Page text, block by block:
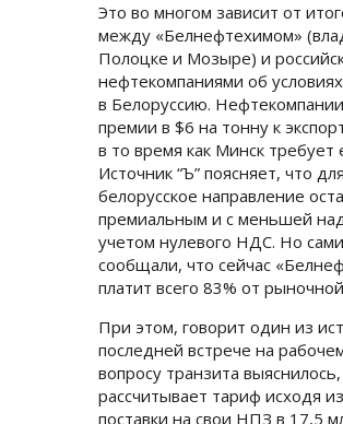
Это во многом зависит от
между «Белнефтехимом»
Полоцке и Мозыре) и
нефтекомпаниями об
в Белоруссию.
премии в $6 на тонну к
в то время как Минск требует
Источник “Ъ” поясняет, что
белорусское направление
премиальным и с меньшей
учетом нулевого НДС. Но
сообщали, что сейчас
платит всего 83% от
При этом, говорит один из
последней встрече на
вопросу транзита
рассчитывает тариф исходя
поставки на свои НПЗ в 17,5